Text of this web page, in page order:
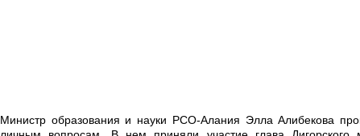
Министр образования и науки РСО-Алания Элла Алибекова